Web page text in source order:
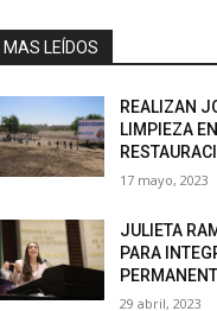
MAS LEÍDOS
REALIZAN
LIMPIEZA
17 mayo, 2023
JULIETA
PARA
29 abril, 2023